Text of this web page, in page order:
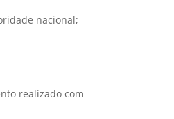
nacional;
realizado com